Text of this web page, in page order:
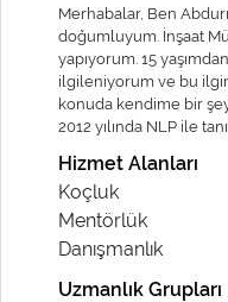
Merhabalar, Ben
doğumluyum. İnşaat
yapıyorum. 15
ilgileniyorum ve bu
konuda kendime bir
2012 yılında NLP ile
Hizmet Alanları
Koçluk
Mentörlük
Danışmanlık
Uzmanlık Grupları